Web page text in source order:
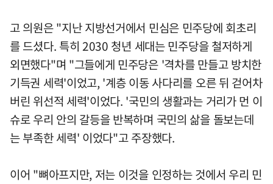
고 의원은 "지난 지방선거에서 민심은 민주당에 회초리
를 드셨다. 특히 2030 청년 세대는 민주당을 철저하게
외면했다"며 "그들에게 민주당은 '격차를 만들고 방치한
기득권 세력'이었고, '계층 이동 사다리를 오른 뒤 걷어차
버린 위선적 세력'이었다. '국민의 생활과는 거리가 먼 이
슈로 우리 안의 갈등을 반복하며 국민의 삶을 돌보는데
는 부족한 세력' 이었다"고 주장했다.
이어 "뼈아프지만, 저는 이것을 인정하는 것에서 우리 민